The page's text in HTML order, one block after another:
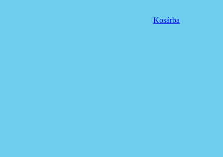
Kosárba